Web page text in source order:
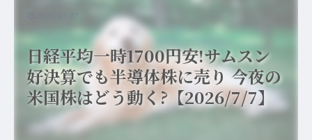
日経平均一時1700円安!サムスン
好決算でも半導体株に売り 今夜の
米国株はどう動く?【2026/7/7】